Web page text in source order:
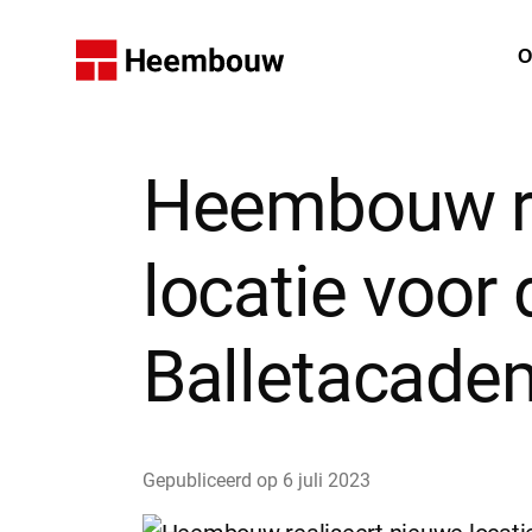
Home
Heembouw
locatie voor
Gepubliceerd op 6 juli 2023